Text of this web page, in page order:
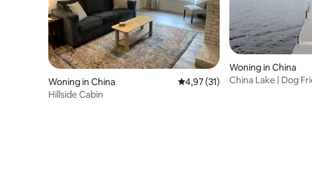
Woning in China Gemiddelde beoordeling van
4,97 (31)
Hillside Cabin
Woning in China
China Lake | Dog